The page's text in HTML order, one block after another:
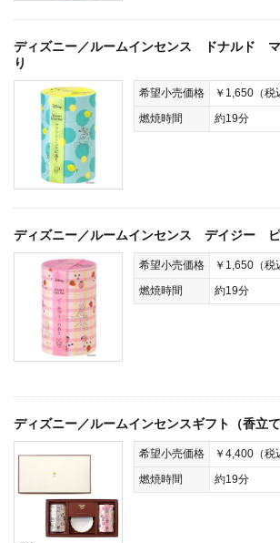
ディズニー／ルームインセンス ドナルド
り
希望小売価格
￥1,650（税
燃焼時間
約19分
ディズニー／ルームインセンス デイジー ピ
希望小売価格
￥1,650（税
燃焼時間
約19分
ディズニー／ルームインセンスギフト（香立て
希望小売価格
￥4,400（税
燃焼時間
約19分